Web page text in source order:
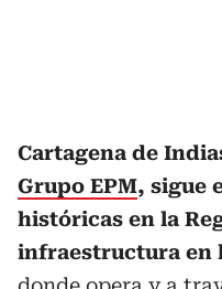
Cartagena de
Grupo EPM, sigue
históricas en la
infraestructura en